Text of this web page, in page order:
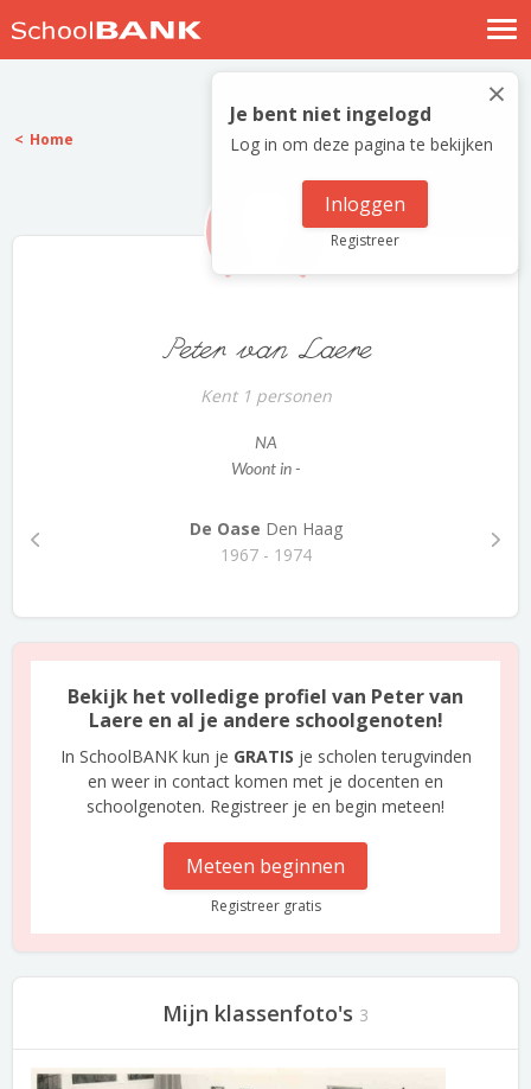
Nostalgische verhalen
Log in
Meld je gratis aan
×
Je bent niet ingelogd
Log in om deze pagina te bekijken
Inloggen
Registreer
Home
Peter van Laere
Kent 1 personen
NA
Woont in -
De Oase Den Haag
1967 - 1974
Bekijk het volledige profiel van Peter van
Laere en al je andere schoolgenoten!
In SchoolBANK kun je GRATIS je scholen terugvinden
en weer in contact komen met je docenten en
schoolgenoten. Registreer je en begin meteen!
Meteen beginnen
Registreer gratis
Mijn klassenfoto's 3